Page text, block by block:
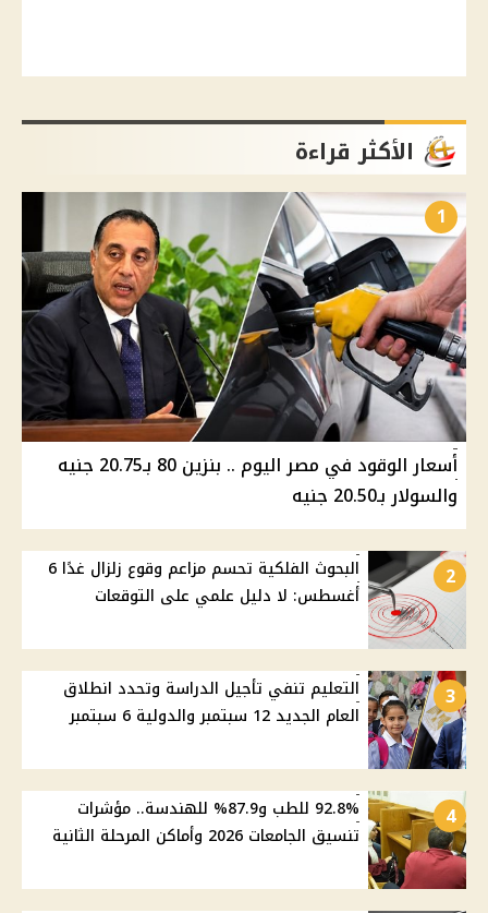
الأكثر قراءة
1
أسعار الوقود في مصر اليوم .. بنزين 80 بـ20.75 جنيه
والسولار بـ20.50 جنيه
2
البحوث الفلكية تحسم مزاعم وقوع زلزال غدًا 6
أغسطس: لا دليل علمي على التوقعات
3
التعليم تنفي تأجيل الدراسة وتحدد انطلاق
العام الجديد 12 سبتمبر والدولية 6 سبتمبر
4
92.8% للطب و87.9% للهندسة.. مؤشرات
تنسيق الجامعات 2026 وأماكن المرحلة الثانية